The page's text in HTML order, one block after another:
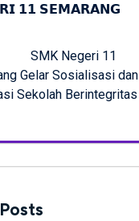
𝟭𝟭 𝗦𝗘𝗠𝗔𝗥𝗔𝗡𝗚
SMK Negeri 11
Gelar Sosialisasi dan
Sekolah Berintegritas